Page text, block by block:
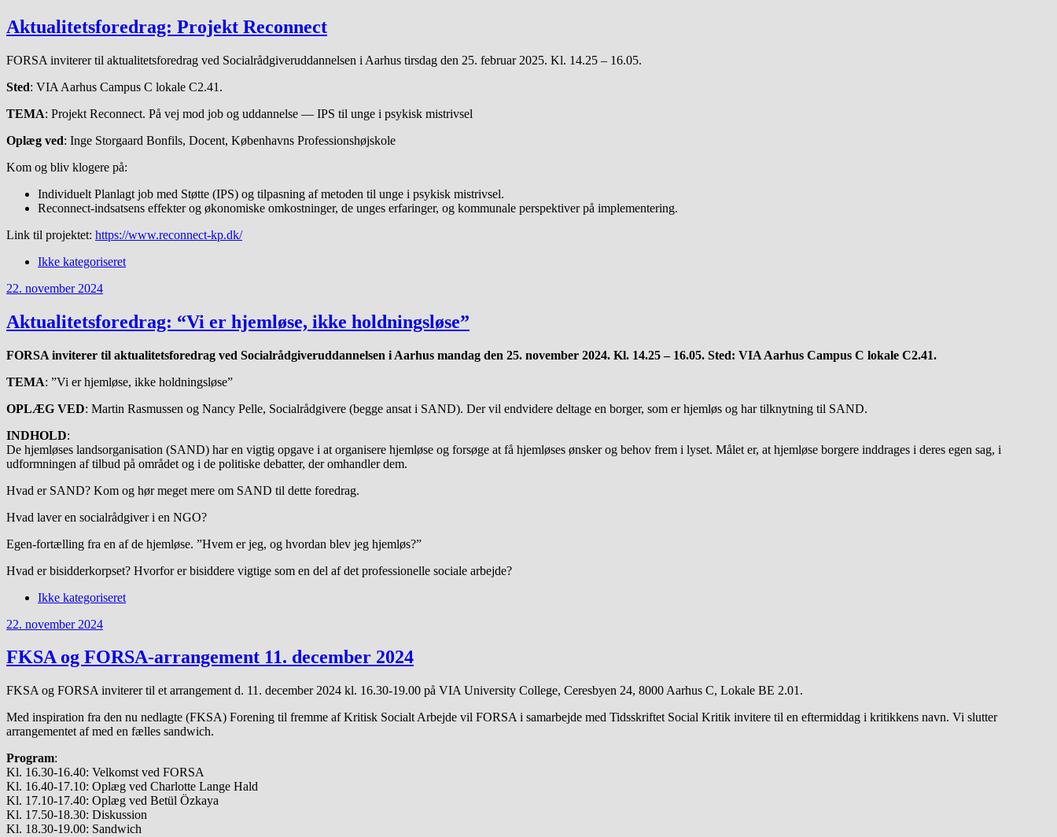
Aktualitetsforedrag: Projekt Reconnect
FORSA inviterer til aktualitetsforedrag ved Socialrådgiveruddannelsen i Aarhus tirsdag den 25. februar 2025. Kl. 14.25 – 16.05.
Sted: VIA Aarhus Campus C lokale C2.41.
TEMA: Projekt Reconnect. På vej mod job og uddannelse — IPS til unge i psykisk mistrivsel
Oplæg ved: Inge Storgaard Bonfils, Docent, Københavns Professionshøjskole
Kom og bliv klogere på:
Individuelt Planlagt job med Støtte (IPS) og tilpasning af metoden til unge i psykisk mistrivsel.
Reconnect-indsatsens effekter og økonomiske omkostninger, de unges erfaringer, og kommunale perspektiver på implementering.
Link til projektet: https://www.reconnect-kp.dk/
Ikke kategoriseret
22. november 2024
Aktualitetsforedrag: “Vi er hjemløse, ikke holdningsløse”
FORSA inviterer til aktualitetsforedrag ved Socialrådgiveruddannelsen i Aarhus mandag den 25. november 2024. Kl. 14.25 – 16.05. Sted: VIA Aarhus Campus C lokale C2.41.
TEMA: ”Vi er hjemløse, ikke holdningsløse”
OPLÆG VED: Martin Rasmussen og Nancy Pelle, Socialrådgivere (begge ansat i SAND). Der vil endvidere deltage en borger, som er hjemløs og har tilknytning til SAND.
INDHOLD:
De hjemløses landsorganisation (SAND) har en vigtig opgave i at organisere hjemløse og forsøge at få hjemløses ønsker og behov frem i lyset. Målet er, at hjemløse borgere inddrages i deres egen sag, i
udformningen af tilbud på området og i de politiske debatter, der omhandler dem.
Hvad er SAND? Kom og hør meget mere om SAND til dette foredrag.
Hvad laver en socialrådgiver i en NGO?
Egen-fortælling fra en af de hjemløse. ”Hvem er jeg, og hvordan blev jeg hjemløs?”
Hvad er bisidderkorpset? Hvorfor er bisiddere vigtige som en del af det professionelle sociale arbejde?
Ikke kategoriseret
22. november 2024
FKSA og FORSA-arrangement 11. december 2024
FKSA og FORSA inviterer til et arrangement d. 11. december 2024 kl. 16.30-19.00 på VIA University College, Ceresbyen 24, 8000 Aarhus C, Lokale BE 2.01.
Med inspiration fra den nu nedlagte (FKSA) Forening til fremme af Kritisk Socialt Arbejde vil FORSA i samarbejde med Tidsskriftet Social Kritik invitere til en eftermiddag i kritikkens navn. Vi slutter
arrangementet af med en fælles sandwich.
Program:
Kl. 16.30-16.40: Velkomst ved FORSA
Kl. 16.40-17.10: Oplæg ved Charlotte Lange Hald
Kl. 17.10-17.40: Oplæg ved Betül Özkaya
Kl. 17.50-18.30: Diskussion
Kl. 18.30-19.00: Sandwich